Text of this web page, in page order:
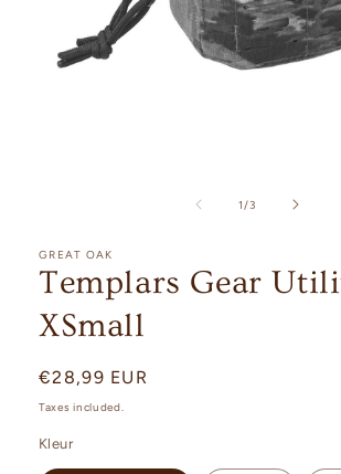
1 /of3
GREAT OAK
Templars Gear
XSmall
Regular
price
€28,99 EUR
Taxes included.
Kleur